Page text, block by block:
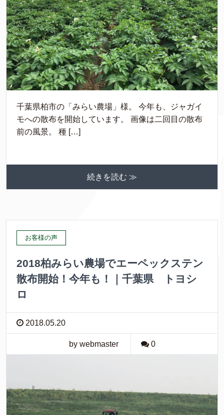
千葉県柏市の「みらい農場」様。 今年も、ジャガイ
モへの散布を開始しています。 画像は二回目の散布
前の風景。 種 […]
続きを読む ≫
お客様の声
2018柏みらい農場でエーペックステン
散布開始！今年も！｜千葉県 トヨシ
ロ
2018.05.20
by webmaster 0